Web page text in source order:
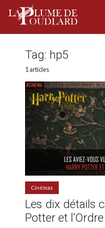
Tag: hp5
1 articles
Cinémas
Les dix détails
Potter et